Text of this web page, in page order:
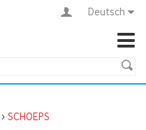
Deutsch
> SCHOEPS